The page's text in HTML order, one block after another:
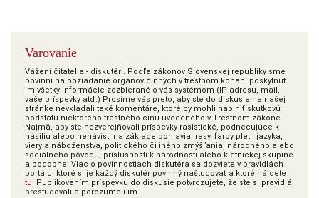
Varovanie
Vážení čitatelia - diskutéri. Podľa zákonov Slovenskej republiky sme
povinní na požiadanie orgánov činných v trestnom konaní poskytnúť
im všetky informácie zozbierané o vás systémom (IP adresu, mail,
vaše príspevky atď.) Prosíme vás preto, aby ste do diskusie na našej
stránke nevkladali také komentáre, ktoré by mohli naplniť skutkovú
podstatu niektorého trestného činu uvedeného v Trestnom zákone.
Najmä, aby ste nezverejňovali príspevky rasistické, podnecujúce k
násiliu alebo nenávisti na základe pohlavia, rasy, farby pleti, jazyka,
viery a náboženstva, politického či iného zmýšľania, národného alebo
sociálneho pôvodu, príslušnosti k národnosti alebo k etnickej skupine
a podobne. Viac o povinnostiach diskutéra sa dozviete v pravidlách
portálu, ktoré si je každý diskutér povinný naštudovať a ktoré nájdete
tu. Publikovaním príspevku do diskusie potvrdzujete, že ste si pravidlá
preštudovali a porozumeli im.